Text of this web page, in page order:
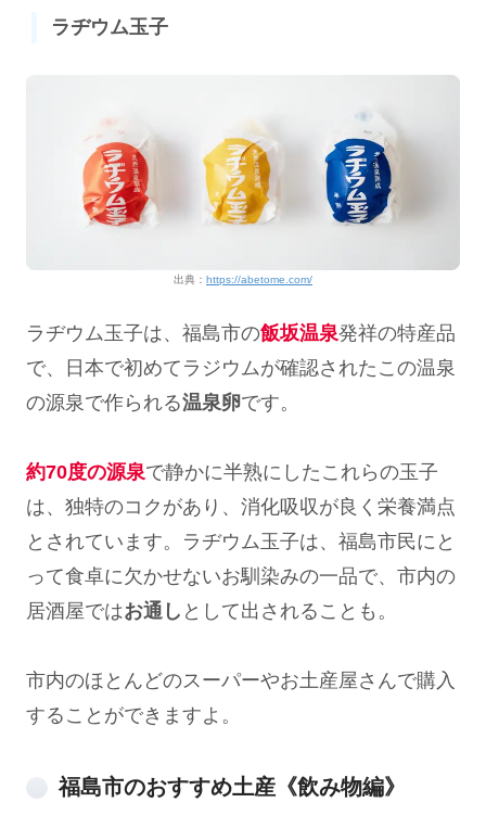
ラヂウム玉子
出典： https://abetome.com/
ラヂウム玉子は、福島市の飯坂温泉発祥の特産品
で、日本で初めてラジウムが確認されたこの温泉
の源泉で作られる温泉卵です。
約70度の源泉で静かに半熟にしたこれらの玉子
は、独特のコクがあり、消化吸収が良く栄養満点
とされています。ラヂウム玉子は、福島市民にと
って食卓に欠かせないお馴染みの一品で、市内の
居酒屋ではお通し として出されることも。
市内のほとんどのスーパーやお土産屋さんで購入
することができますよ。
福島市のおすすめ土産《飲み物編》